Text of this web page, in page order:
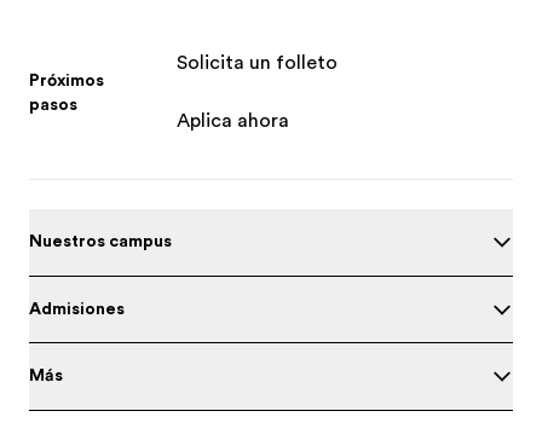
Próximos
pasos
Solicita un folleto
Aplica ahora
Nuestros campus
Admisiones
Más